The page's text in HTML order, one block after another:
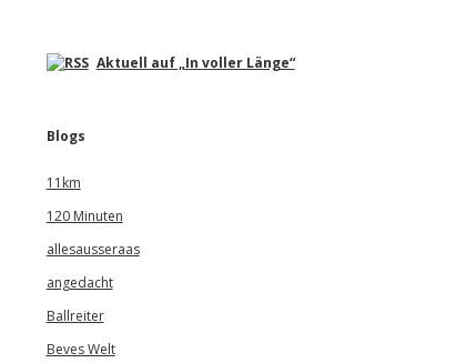
Aktuell auf „In voller Länge“
Blogs
11km
120 Minuten
allesausseraas
angedacht
Ballreiter
Beves Welt